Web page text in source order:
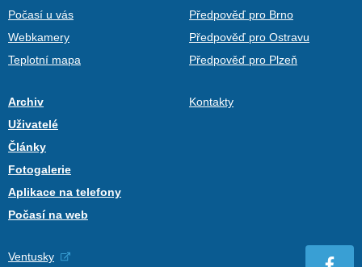
Počasí u vás
Webkamery
Teplotní mapa
Předpověď pro Brno
Předpověď pro Ostravu
Předpověď pro Plzeň
Archiv
Uživatelé
Články
Fotogalerie
Aplikace na telefony
Počasí na web
Kontakty
Ventusky